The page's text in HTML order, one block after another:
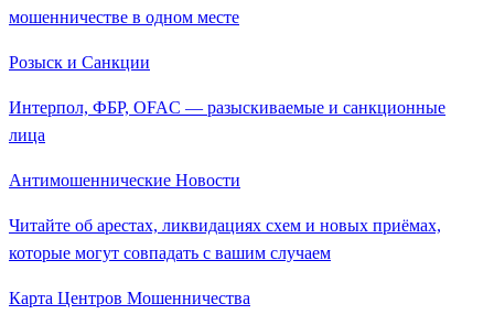
мошенничестве в одном месте
Розыск и Санкции
Интерпол, ФБР, OFAC — разыскиваемые и санкционные
лица
Антимошеннические Новости
Читайте об арестах, ликвидациях схем и новых приёмах,
которые могут совпадать с вашим случаем
Карта Центров Мошенничества